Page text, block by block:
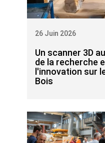
Un scanner 3D
de la recherche
l'innovation sur
Bois
26 Juin 2026